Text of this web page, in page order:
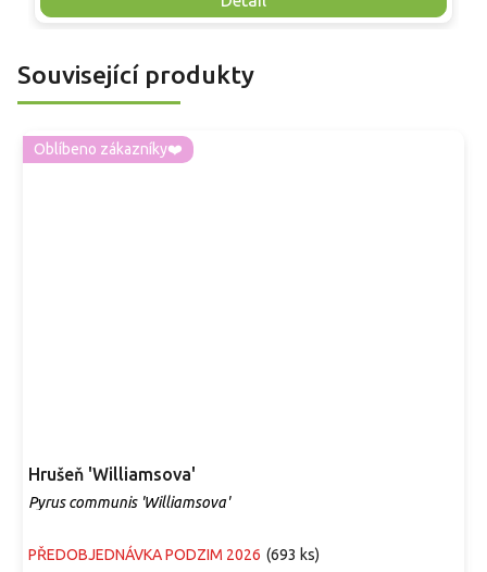
skvělou volbu pro každého pěstitele.
Související produkty
Oblíbeno zákazníky❤️
Hrušeň 'Williamsova'
Pyrus communis 'Williamsova'
PŘEDOBJEDNÁVKA PODZIM 2026 (693 ks)